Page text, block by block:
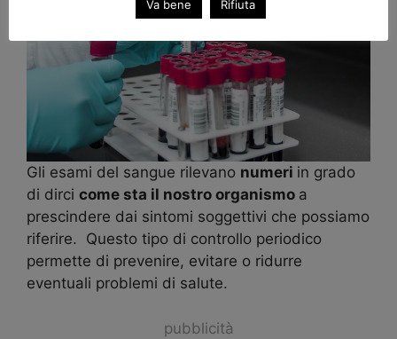
Gli esami del sangue rilevano numeri in grado
di dirci come sta il nostro organismo a
prescindere dai sintomi soggettivi che possiamo
riferire. Questo tipo di controllo periodico
permette di prevenire, evitare o ridurre
eventuali problemi di salute.
pubblicità
Va bene Rifiuta